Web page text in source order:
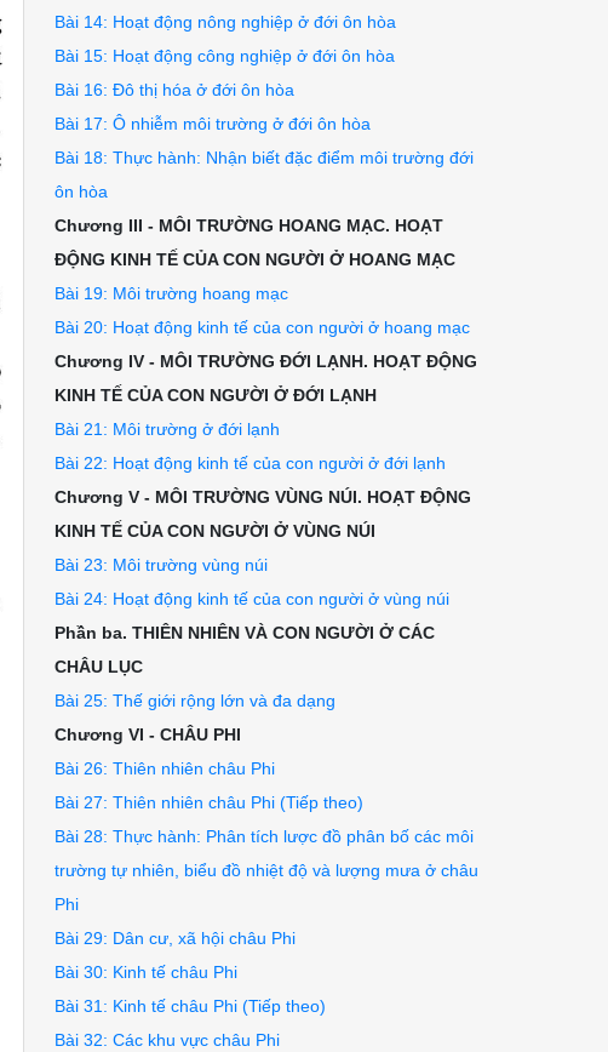
Bài 14: Hoạt động nông nghiệp ở đới ôn hòa
Bài 15: Hoạt động công nghiệp ở đới ôn hòa
Bài 16: Đô thị hóa ở đới ôn hòa
Bài 17: Ô nhiễm môi trường ở đới ôn hòa
Bài 18: Thực hành: Nhận biết đặc điểm môi trường đới
ôn hòa
Chương III - MÔI TRƯỜNG HOANG MẠC. HOẠT
ĐỘNG KINH TẾ CỦA CON NGƯỜI Ở HOANG MẠC
Bài 19: Môi trường hoang mạc
Bài 20: Hoạt động kinh tế của con người ở hoang mạc
Chương IV - MÔI TRƯỜNG ĐỚI LẠNH. HOẠT ĐỘNG
KINH TẾ CỦA CON NGƯỜI Ở ĐỚI LẠNH
Bài 21: Môi trường ở đới lạnh
Bài 22: Hoạt động kinh tế của con người ở đới lạnh
Chương V - MÔI TRƯỜNG VÙNG NÚI. HOẠT ĐỘNG
KINH TẾ CỦA CON NGƯỜI Ở VÙNG NÚI
Bài 23: Môi trường vùng núi
Bài 24: Hoạt động kinh tế của con người ở vùng núi
Phần ba. THIÊN NHIÊN VÀ CON NGƯỜI Ở CÁC
CHÂU LỤC
Bài 25: Thế giới rộng lớn và đa dạng
Chương VI - CHÂU PHI
Bài 26: Thiên nhiên châu Phi
Bài 27: Thiên nhiên châu Phi (Tiếp theo)
Bài 28: Thực hành: Phân tích lược đồ phân bố các môi
trường tự nhiên, biểu đồ nhiệt độ và lượng mưa ở châu
Phi
Bài 29: Dân cư, xã hội châu Phi
Bài 30: Kinh tế châu Phi
Bài 31: Kinh tế châu Phi (Tiếp theo)
Bài 32: Các khu vực châu Phi